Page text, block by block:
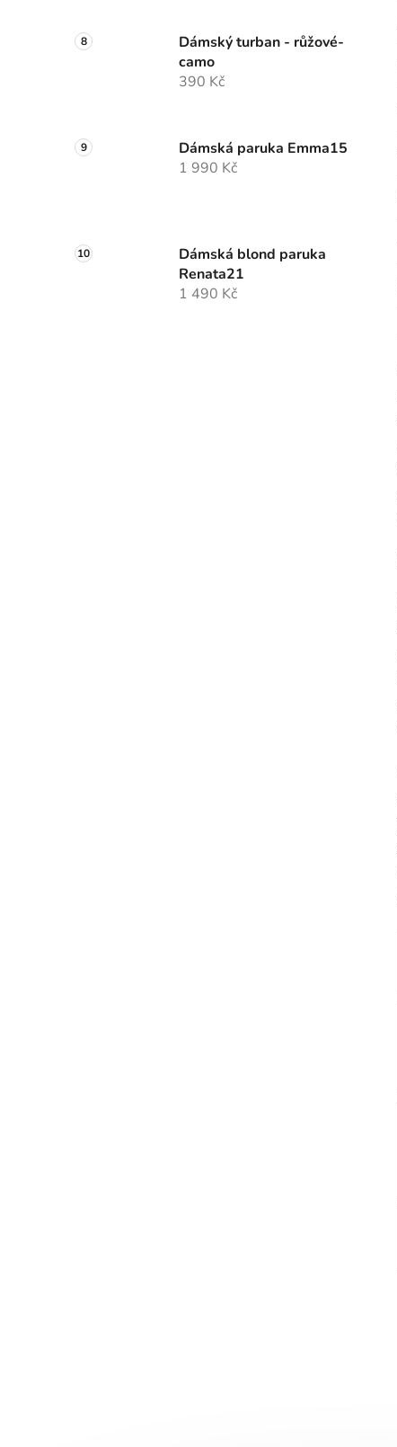
Dámský turban - růžové-
camo
390 Kč
Dámská paruka Emma15
1 990 Kč
Dámská blond paruka
Renata21
1 490 Kč